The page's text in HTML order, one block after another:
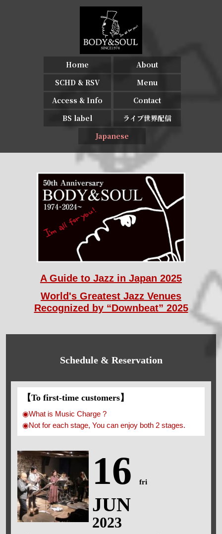
Home
About
SCHD & RSV
Menu
Access & Info
Contact
BS label
ライブ世界配信
Japanese
A Guide to Jazz in Japan 2025
World's Greatest Jazz Venues
Recognized by “Downbeat” 2025
Schedule & Reservation
【To first-time customers】
◉What is Music Charge ?
◉Not for each stage, You can enjoy both 2 stages.
16 fri
JUN
2023